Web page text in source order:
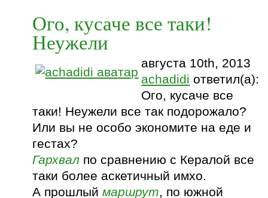
Ого, кусаче все таки!
Неужели
августа 10th, 2013
achadidi ответил(а):
Ого, кусаче все
таки! Неужели все так подорожало?
Или вы не особо экономите на еде и
гестах?
Гархвал по сравнению с Кералой все
таки более аскетичный имхо.
А прошлыймаршрут, по южной